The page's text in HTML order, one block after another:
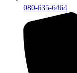
080-635-6464